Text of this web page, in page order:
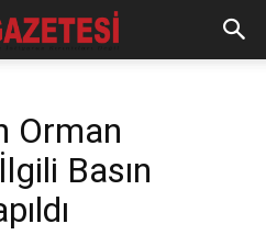
Orman
Basın